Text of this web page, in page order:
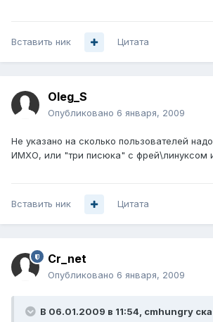
Вставить ник Цитата
Oleg_S
Опубликовано 6 января, 2009
Не указано на сколько пользователей
ИМХО, или "три писюка" с фрей\линуксом
Вставить ник Цитата
Cr_net
Опубликовано 6 января, 2009
В 06.01.2009 в 11:54, cmhungry